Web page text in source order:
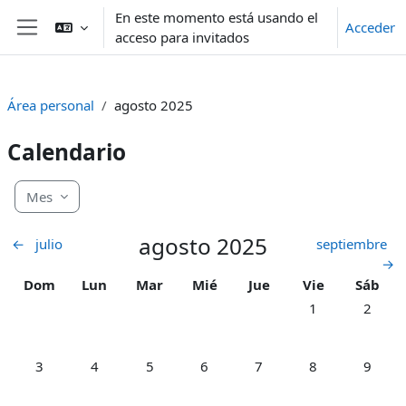
Salta al contenido principal
Panel lateral
En este momento está usando el
acceso para invitados
Acceder
Área personal agosto 2025
Calendario
Mes
← julio agosto 2025
septiembre
→
Domingo
Dom Lunes
Lun Martes
Mar Miércoles
Mié Jueves
Jue Viernes
Vie Sábado
Sáb
Sin eventos,
1 Sin
2
Sin eventos, domingo, 3 agosto
3 Sin eventos, lunes, 4 agosto
4 Sin eventos, martes, 5 agosto
5 Sin eventos, miércoles, 6 agosto
6 Sin eventos, jueves, 7
7 Sin eventos,
8 Sin
9